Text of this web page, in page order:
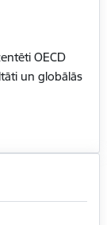
OECD
un globālās